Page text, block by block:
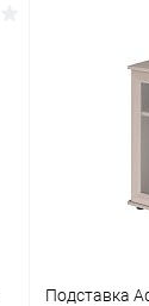
Подставка